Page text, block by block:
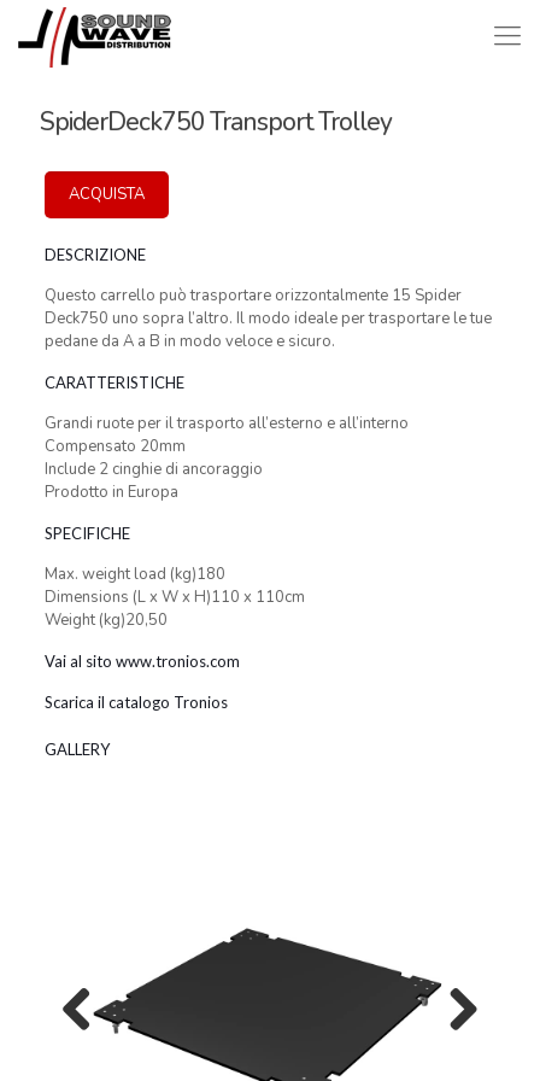
SpiderDeck750 Transport Trolley
ACQUISTA
DESCRIZIONE
Questo carrello può trasportare orizzontalmente 15 Spider
Deck750 uno sopra l’altro. Il modo ideale per trasportare le tue
pedane da A a B in modo veloce e sicuro.
CARATTERISTICHE
Grandi ruote per il trasporto all’esterno e all’interno
Compensato 20mm
Include 2 cinghie di ancoraggio
Prodotto in Europa
SPECIFICHE
Max. weight load (kg)180
Dimensions (L x W x H)110 x 110cm
Weight (kg)20,50
Vai al sito www.tronios.com
Scarica il catalogo Tronios
GALLERY